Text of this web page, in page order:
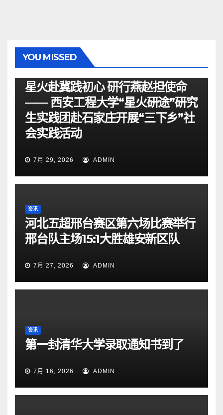
YOU MISSED
星火赴冀践初心 研行燕赵担使命
—— 西安工程大学“星火研途”研究
生实践团赴石家庄开展“三下乡”社
会实践活动
7月 29, 2026 ADMIN
资讯
河北五超邢台赛区第六场比赛举行
邢台队主场15:1大胜雄安新区队
7月 27, 2026 ADMIN
资讯
第一封清华大学录取通知书到了
7月 16, 2026 ADMIN